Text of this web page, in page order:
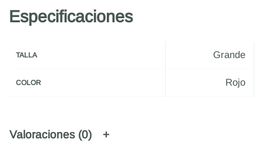
Especificaciones
TALLA Grande
COLOR Rojo
Valoraciones (0)